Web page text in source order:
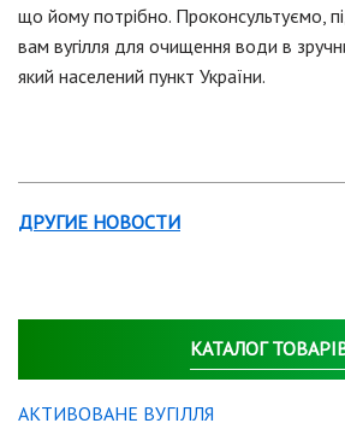
КАТАЛОГ
АКТИВОВАНЕ ВУГІЛЛЯ
що йому потрібно. Проконсультуємо,
вам вугілля для очищення води в
який населений пункт України.
ДРУГИЕ НОВОСТИ